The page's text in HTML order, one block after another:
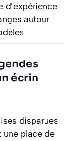
d’expérience
autour
écrin
disparues
une place de